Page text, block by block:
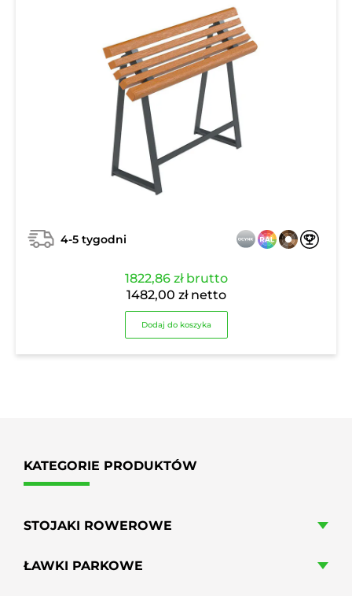
4-5 tygodni
1822,86 złbrutto
1482,00 złnetto
Dodaj do koszyka
KATEGORIE PRODUKTÓW
STOJAKI ROWEROWE
ŁAWKI PARKOWE